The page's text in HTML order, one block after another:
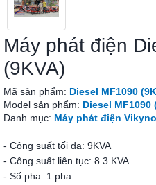
Máy phát điện
(9KVA)
Mã sản phẩm: Diesel MF1090
Model sản phẩm: Diesel MF1090
Danh mục: Máy phát điện Vikyno
- Công suất tối đa: 9KVA
- Công suất liên tục: 8.3 KVA
- Số pha: 1 pha